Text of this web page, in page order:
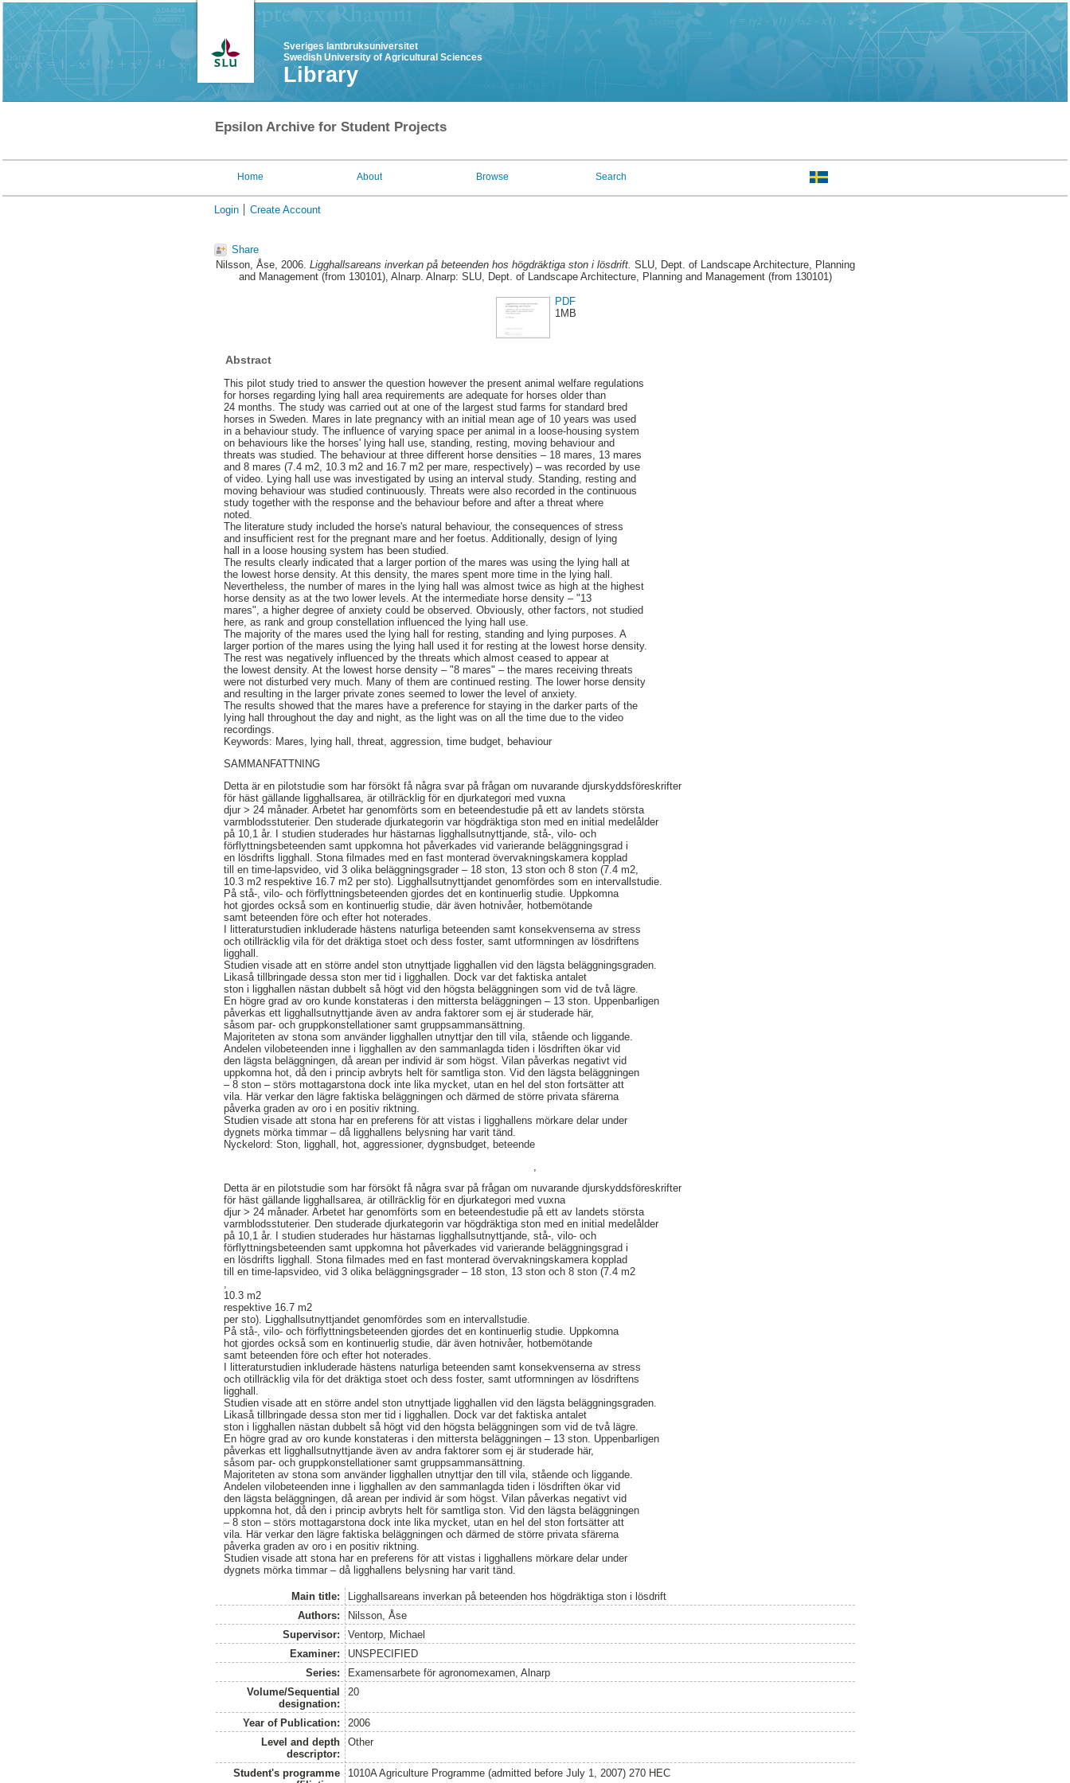
Sveriges lantbruksuniversitet
Swedish University of Agricultural Sciences
Library
Epsilon Archive for Student Projects
Home About Browse Search
Login Create Account
Share
Nilsson, Åse, 2006. Ligghallsareans inverkan på beteenden hos högdräktiga ston i lösdrift. SLU, Dept. of Landscape Architecture, Planning
and Management (from 130101), Alnarp. Alnarp: SLU, Dept. of Landscape Architecture, Planning and Management (from 130101)
PDF
1MB
Abstract
This pilot study tried to answer the question however the present animal welfare regulations
for horses regarding lying hall area requirements are adequate for horses older than
24 months. The study was carried out at one of the largest stud farms for standard bred
horses in Sweden. Mares in late pregnancy with an initial mean age of 10 years was used
in a behaviour study. The influence of varying space per animal in a loose-housing system
on behaviours like the horses' lying hall use, standing, resting, moving behaviour and
threats was studied. The behaviour at three different horse densities – 18 mares, 13 mares
and 8 mares (7.4 m2, 10.3 m2 and 16.7 m2 per mare, respectively) – was recorded by use
of video. Lying hall use was investigated by using an interval study. Standing, resting and
moving behaviour was studied continuously. Threats were also recorded in the continuous
study together with the response and the behaviour before and after a threat where
noted.
The literature study included the horse's natural behaviour, the consequences of stress
and insufficient rest for the pregnant mare and her foetus. Additionally, design of lying
hall in a loose housing system has been studied.
The results clearly indicated that a larger portion of the mares was using the lying hall at
the lowest horse density. At this density, the mares spent more time in the lying hall.
Nevertheless, the number of mares in the lying hall was almost twice as high at the highest
horse density as at the two lower levels. At the intermediate horse density – "13
mares", a higher degree of anxiety could be observed. Obviously, other factors, not studied
here, as rank and group constellation influenced the lying hall use.
The majority of the mares used the lying hall for resting, standing and lying purposes. A
larger portion of the mares using the lying hall used it for resting at the lowest horse density.
The rest was negatively influenced by the threats which almost ceased to appear at
the lowest density. At the lowest horse density – "8 mares" – the mares receiving threats
were not disturbed very much. Many of them are continued resting. The lower horse density
and resulting in the larger private zones seemed to lower the level of anxiety.
The results showed that the mares have a preference for staying in the darker parts of the
lying hall throughout the day and night, as the light was on all the time due to the video
recordings.
Keywords: Mares, lying hall, threat, aggression, time budget, behaviour
SAMMANFATTNING
Detta är en pilotstudie som har försökt få några svar på frågan om nuvarande djurskyddsföreskrifter
för häst gällande ligghallsarea, är otillräcklig för en djurkategori med vuxna
djur > 24 månader. Arbetet har genomförts som en beteendestudie på ett av landets största
varmblodsstuterier. Den studerade djurkategorin var högdräktiga ston med en initial medelålder
på 10,1 år. I studien studerades hur hästarnas ligghallsutnyttjande, stå-, vilo- och
förflyttningsbeteenden samt uppkomna hot påverkades vid varierande beläggningsgrad i
en lösdrifts ligghall. Stona filmades med en fast monterad övervakningskamera kopplad
till en time-lapsvideo, vid 3 olika beläggningsgrader – 18 ston, 13 ston och 8 ston (7.4 m2,
10.3 m2 respektive 16.7 m2 per sto). Ligghallsutnyttjandet genomfördes som en intervallstudie.
På stå-, vilo- och förflyttningsbeteenden gjordes det en kontinuerlig studie. Uppkomna
hot gjordes också som en kontinuerlig studie, där även hotnivåer, hotbemötande
samt beteenden före och efter hot noterades.
I litteraturstudien inkluderade hästens naturliga beteenden samt konsekvenserna av stress
och otillräcklig vila för det dräktiga stoet och dess foster, samt utformningen av lösdriftens
ligghall.
Studien visade att en större andel ston utnyttjade ligghallen vid den lägsta beläggningsgraden.
Likaså tillbringade dessa ston mer tid i ligghallen. Dock var det faktiska antalet
ston i ligghallen nästan dubbelt så högt vid den högsta beläggningen som vid de två lägre.
En högre grad av oro kunde konstateras i den mittersta beläggningen – 13 ston. Uppenbarligen
påverkas ett ligghallsutnyttjande även av andra faktorer som ej är studerade här,
såsom par- och gruppkonstellationer samt gruppsammansättning.
Majoriteten av stona som använder ligghallen utnyttjar den till vila, stående och liggande.
Andelen vilobeteenden inne i ligghallen av den sammanlagda tiden i lösdriften ökar vid
den lägsta beläggningen, då arean per individ är som högst. Vilan påverkas negativt vid
uppkomna hot, då den i princip avbryts helt för samtliga ston. Vid den lägsta beläggningen
– 8 ston – störs mottagarstona dock inte lika mycket, utan en hel del ston fortsätter att
vila. Här verkar den lägre faktiska beläggningen och därmed de större privata sfärerna
påverka graden av oro i en positiv riktning.
Studien visade att stona har en preferens för att vistas i ligghallens mörkare delar under
dygnets mörka timmar – då ligghallens belysning har varit tänd.
Nyckelord: Ston, ligghall, hot, aggressioner, dygnsbudget, beteende
Detta är en pilotstudie som har försökt få några svar på frågan om nuvarande djurskyddsföreskrifter
för häst gällande ligghallsarea, är otillräcklig för en djurkategori med vuxna
djur > 24 månader. Arbetet har genomförts som en beteendestudie på ett av landets största
varmblodsstuterier. Den studerade djurkategorin var högdräktiga ston med en initial medelålder
på 10,1 år. I studien studerades hur hästarnas ligghallsutnyttjande, stå-, vilo- och
förflyttningsbeteenden samt uppkomna hot påverkades vid varierande beläggningsgrad i
en lösdrifts ligghall. Stona filmades med en fast monterad övervakningskamera kopplad
till en time-lapsvideo, vid 3 olika beläggningsgrader – 18 ston, 13 ston och 8 ston (7.4 m2
,
10.3 m2
respektive 16.7 m2
per sto). Ligghallsutnyttjandet genomfördes som en intervallstudie.
På stå-, vilo- och förflyttningsbeteenden gjordes det en kontinuerlig studie. Uppkomna
hot gjordes också som en kontinuerlig studie, där även hotnivåer, hotbemötande
samt beteenden före och efter hot noterades.
I litteraturstudien inkluderade hästens naturliga beteenden samt konsekvenserna av stress
och otillräcklig vila för det dräktiga stoet och dess foster, samt utformningen av lösdriftens
ligghall.
Studien visade att en större andel ston utnyttjade ligghallen vid den lägsta beläggningsgraden.
Likaså tillbringade dessa ston mer tid i ligghallen. Dock var det faktiska antalet
ston i ligghallen nästan dubbelt så högt vid den högsta beläggningen som vid de två lägre.
En högre grad av oro kunde konstateras i den mittersta beläggningen – 13 ston. Uppenbarligen
påverkas ett ligghallsutnyttjande även av andra faktorer som ej är studerade här,
såsom par- och gruppkonstellationer samt gruppsammansättning.
Majoriteten av stona som använder ligghallen utnyttjar den till vila, stående och liggande.
Andelen vilobeteenden inne i ligghallen av den sammanlagda tiden i lösdriften ökar vid
den lägsta beläggningen, då arean per individ är som högst. Vilan påverkas negativt vid
uppkomna hot, då den i princip avbryts helt för samtliga ston. Vid den lägsta beläggningen
– 8 ston – störs mottagarstona dock inte lika mycket, utan en hel del ston fortsätter att
vila. Här verkar den lägre faktiska beläggningen och därmed de större privata sfärerna
påverka graden av oro i en positiv riktning.
Studien visade att stona har en preferens för att vistas i ligghallens mörkare delar under
dygnets mörka timmar – då ligghallens belysning har varit tänd.
Main title:
Ligghallsareans inverkan på beteenden hos högdräktiga ston i lösdrift
Authors:
Nilsson, Åse
Supervisor:
Ventorp, Michael
Examiner:
UNSPECIFIED
Series:
Examensarbete för agronomexamen, Alnarp
Volume/Sequential
designation:
20
Year of Publication:
2006
Level and depth
descriptor:
Other
Student's programme
1010A Agriculture Programme (admitted before July 1, 2007) 270 HEC